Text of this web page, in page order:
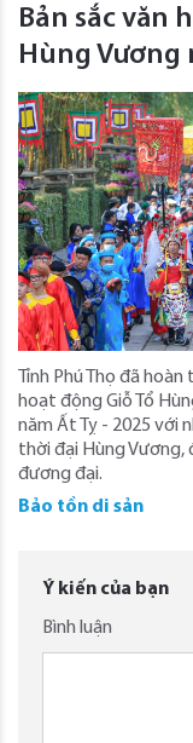
Bản sắc văn
Hùng Vương
Tỉnh Phú Thọ đã
hoạt động Giỗ Tổ
năm Ất Tỵ - 2025 với
thời đại Hùng
đương đại.
Bảo tồn di sản
Ý kiến của bạn
Bình luận